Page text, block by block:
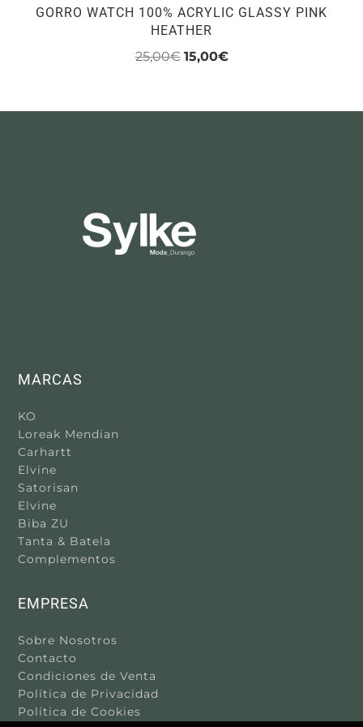
GORRO WATCH 100% ACRYLIC GLASSY PINK
HEATHER
25,00€ El
15,00€El
MARCAS
KO
Loreak Mendian
Carhartt
Elvine
Satorisan
Elvine
Biba ZU
Tanta & Batela
Complementos
EMPRESA
Sobre Nosotros
Contacto
Condiciones de Venta
Política de Privacidad
Política de Cookies